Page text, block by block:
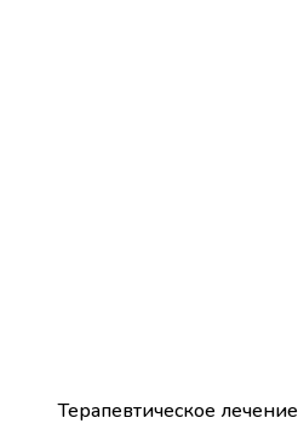
Терапевтическое лечение